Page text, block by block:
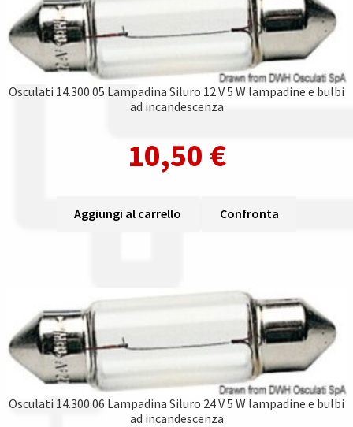
Osculati 14.300.05 Lampadina Siluro 12 V 5 W lampadine e bulbi
ad incandescenza
10,50 €
Aggiungi al carrello Confronta
Osculati 14.300.06 Lampadina Siluro 24 V 5 W lampadine e bulbi
ad incandescenza